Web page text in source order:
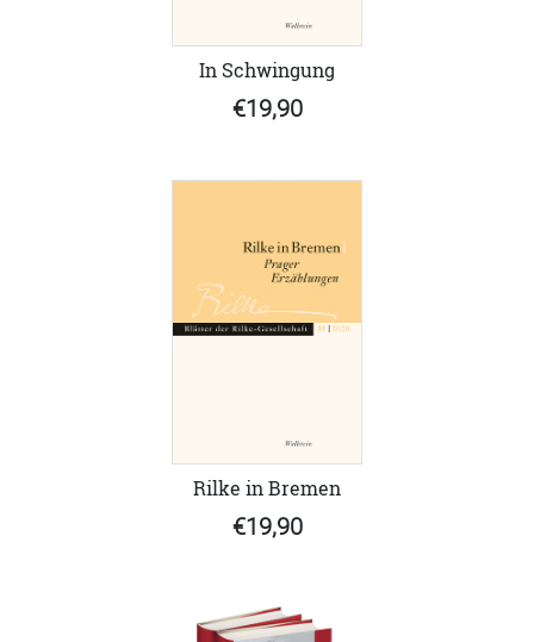
In Schwingung
€19,90
Rilke in Bremen
€19,90